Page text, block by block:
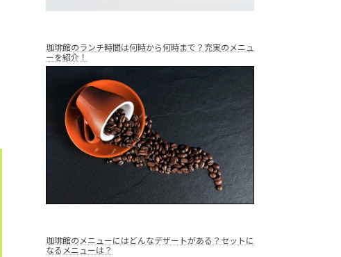
珈琲館のランチ時間は何時から何時まで？充実のメニュ
ーを紹介！
珈琲館のメニューにはどんなデザートがある？セットに
なるメニューは？